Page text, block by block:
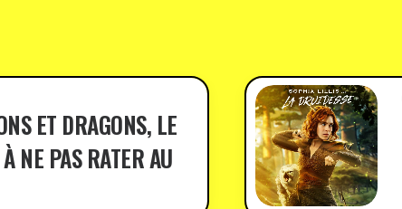
ET DRAGONS, LE
NE PAS RATER AU